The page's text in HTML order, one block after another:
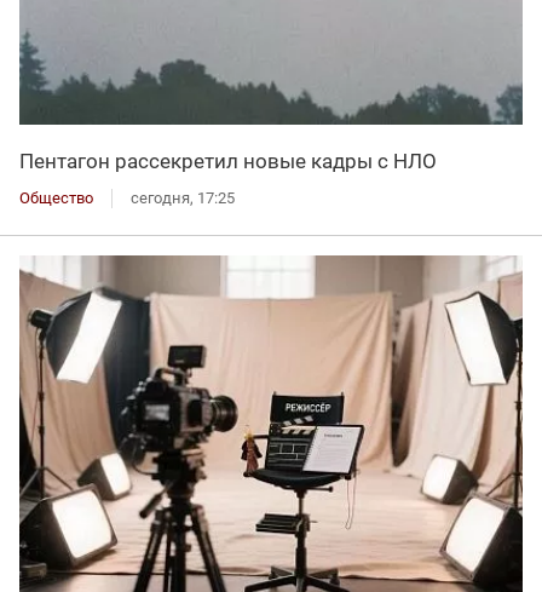
Пентагон рассекретил новые кадры с НЛО
Общество сегодня, 17:25